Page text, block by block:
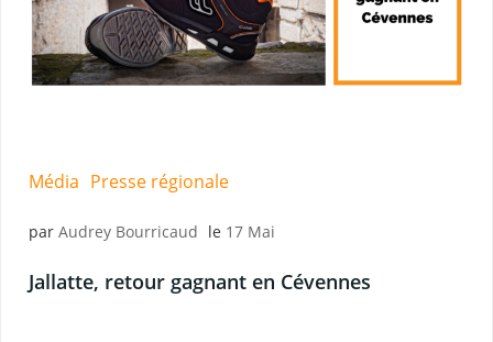
Média Presse régionale
par Audrey Bourricaud le 17 Mai
Jallatte, retour gagnant en Cévennes